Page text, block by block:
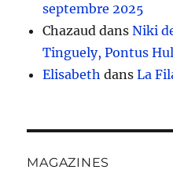
septembre 2025
Chazaud dansNiki
Tinguely, Pontus
Elisabeth dansLa
MAGAZINES